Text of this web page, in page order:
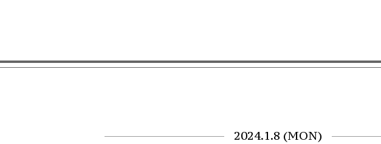
2024.1.8 (MON)